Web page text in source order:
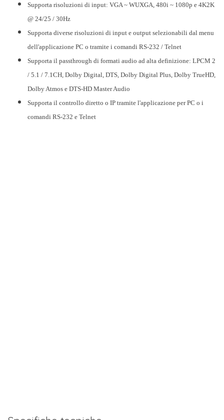
Supporta risoluzioni di input: VGA ~ WUXGA, 480i ~ 1080p e 4K2K
@ 24/25 / 30Hz
Supporta diverse risoluzioni di input e output selezionabili dal menu
dell'applicazione PC o tramite i comandi RS-232 / Telnet
Supporta il passthrough di formati audio ad alta definizione: LPCM 2
/ 5.1 / 7.1CH, Dolby Digital, DTS, Dolby Digital Plus, Dolby TrueHD,
Dolby Atmos e DTS-HD Master Audio
Supporta il controllo diretto o IP tramite l'applicazione per PC o i
comandi RS-232 e Telnet